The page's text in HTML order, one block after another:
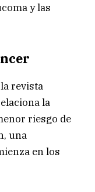
y las
revista
la
riesgo de
una
en los